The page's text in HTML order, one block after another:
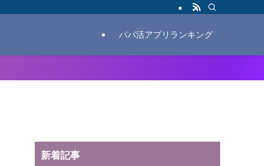
パパ活アプリランキング
新着記事